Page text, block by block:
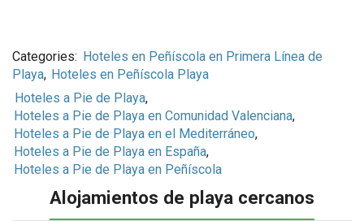
Categories: Hoteles en Peñíscola en Primera Línea de
Playa, Hoteles en Peñíscola Playa
Hoteles a Pie de Playa,
Hoteles a Pie de Playa en Comunidad Valenciana,
Hoteles a Pie de Playa en el Mediterráneo,
Hoteles a Pie de Playa en España,
Hoteles a Pie de Playa en Peñíscola
Alojamientos de playa cercanos